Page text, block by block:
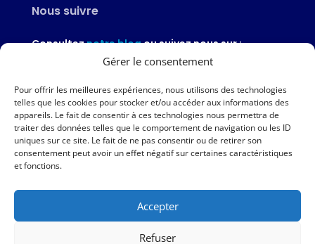
Gérer le consentement
Pour offrir les meilleures expériences, nous utilisons des technologies
telles que les cookies pour stocker et/ou accéder aux informations des
appareils. Le fait de consentir à ces technologies nous permettra de
traiter des données telles que le comportement de navigation ou les ID
uniques sur ce site. Le fait de ne pas consentir ou de retirer son
consentement peut avoir un effet négatif sur certaines caractéristiques
et fonctions.
Accepter
Refuser
Nous suivre
Consulteznotre blogou suivez nous sur :
Nous contacter
02 97 46 51 97
Nous écrire